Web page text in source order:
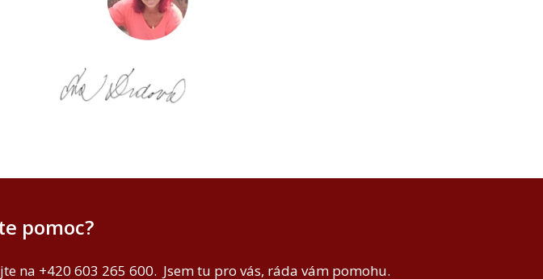
pomoc?
na +420 603 265 600. Jsem tu pro vás, ráda vám pomohu.